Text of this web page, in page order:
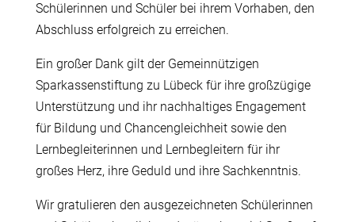
Schülerinnen und Schüler bei ihrem Vorhaben, den
Abschluss erfolgreich zu erreichen.
Ein großer Dank gilt der Gemeinnützigen
Sparkassenstiftung zu Lübeck für ihre großzügige
Unterstützung und ihr nachhaltiges Engagement
für Bildung und Chancengleichheit sowie den
Lernbegleiterinnen und Lernbegleitern für ihr
großes Herz, ihre Geduld und ihre Sachkenntnis.
Wir gratulieren den ausgezeichneten Schülerinnen